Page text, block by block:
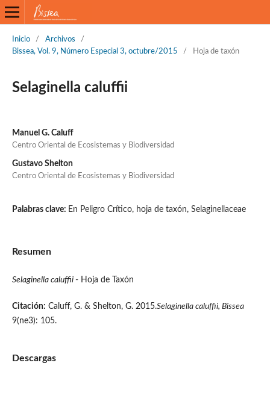
Inicio / Archivos
/
Bissea, Vol. 9, Número Especial 3, octubre/2015
/ Hoja de taxón
Selaginella caluffii
Manuel G. Caluff
Centro Oriental de Ecosistemas y Biodiversidad
Gustavo Shelton
Centro Oriental de Ecosistemas y Biodiversidad
Palabras clave: En Peligro Crítico, hoja de taxón, Selaginellaceae
Resumen
Selaginella caluffii - Hoja de Taxón
Citación: Caluff, G. & Shelton, G. 2015.Selaginella caluffii, Bissea
9(ne3): 105.
Descargas